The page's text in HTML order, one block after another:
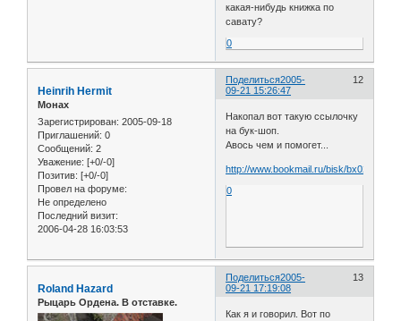
какая-нибудь книжка по
савату?
0
Поделиться 12
2005-
09-21 15:26:47
Heinrih Hermit
Монах
Зарегистрирован: 2005-09-18
Приглашений: 0
Сообщений: 2
Уважение: [+0/-0]
Позитив: [+0/-0]
Провел на форуме:
Не определено
Последний визит:
2006-04-28 16:03:53
Накопал вот такую ссылочку
на бук-шоп.
Авось чем и помогет...
http://www.bookmail.ru/bisk/bx02.htm
0
Поделиться 13
2005-
09-21 17:19:08
Roland Hazard
Рыцарь Ордена. В отставке.
Как я и говорил. Вот по